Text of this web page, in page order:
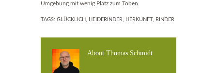
Umgebung mit wenig Platz zum Toben.
TAGS: GLÜCKLICH, HEIDERINDER, HERKUNFT, RINDER
AboutThomas Schmidt